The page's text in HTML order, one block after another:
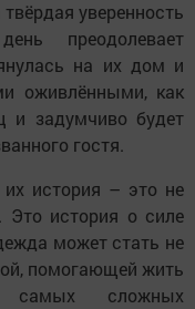
уверенность
преодолевает
на их дом и
оживлёнными, как
и задумчиво будет
гостя.
история – это не
Это история о силе
может стать не
помогающей жить
сложных